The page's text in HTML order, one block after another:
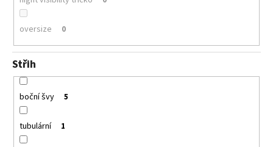
oversize 0
Střih
boční švy 5
tubulární 1